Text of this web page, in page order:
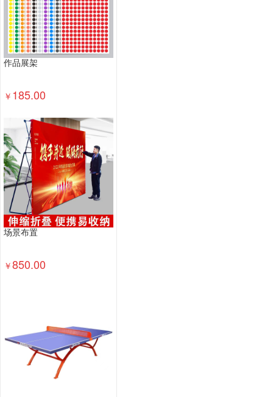
作品展架
￥ 185.00
场景布置
￥850.00